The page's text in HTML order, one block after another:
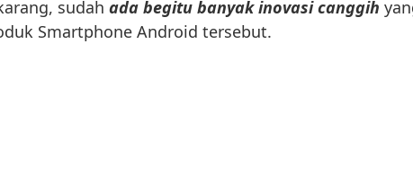
sudah ada begitu banyak inovasi canggih
Smartphone Android tersebut.